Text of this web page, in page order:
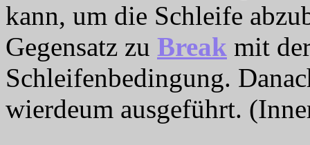
kann, um die Schleife
Gegensatz zu Break mit
Schleifenbedingung.
wierdeum ausgeführt.